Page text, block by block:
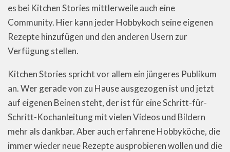
es bei Kitchen Stories mittlerweile auch eine
Community. Hier kann jeder Hobbykoch seine eigenen
Rezepte hinzufügen und den anderen Usern zur
Verfügung stellen.
Kitchen Stories spricht vor allem ein jüngeres Publikum
an. Wer gerade von zu Hause ausgezogen ist und jetzt
auf eigenen Beinen steht, der ist für eine Schritt-für-
Schritt-Kochanleitung mit vielen Videos und Bildern
mehr als dankbar. Aber auch erfahrene Hobbyköche, die
immer wieder neue Rezepte ausprobieren wollen und die